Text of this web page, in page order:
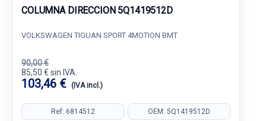
COLUMNA DIRECCION 5Q1419512D
VOLKSWAGEN TIGUAN SPORT 4MOTION BMT
90,00 €
85,50 € sin IVA.
103,46 € (IVA incl.)
Ref: 6814512 OEM: 5Q1419512D